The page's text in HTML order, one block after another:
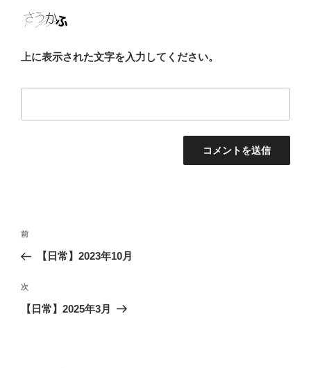
上に表示された文字を入力してください。
投
ナ
ビ
ゲ
前
の
稿
前
【日常】2023年10月
次
の
次
【日常】2025年3月